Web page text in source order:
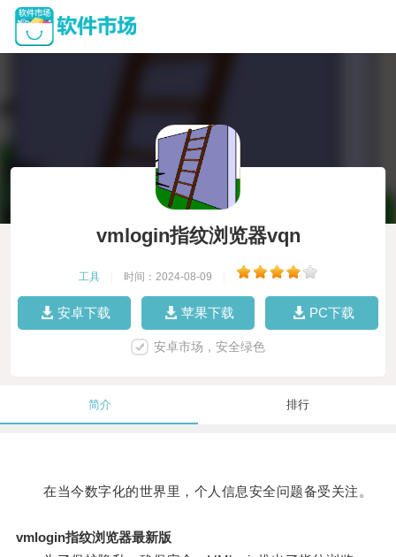
vmlogin指纹浏览器vqn
工具 时间：2024-08-09
安卓下载 苹果下载 PC下载
安卓市场，安全绿色
简介 排行
在当今数字化的世界里，个人信息安全问题备受关注。
vmlogin指纹浏览器最新版